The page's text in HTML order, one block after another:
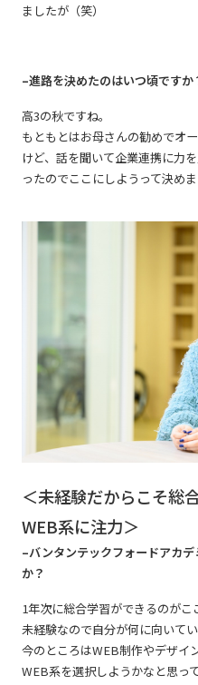
ましたが（笑）
–進路を決めたのはいつ頃ですか
高3の秋ですね。
もともとはお母さんの勧めでオ
けど、話を聞いて企業連携に力
ったのでここにしようって決めま
＜未経験だからこそ総
WEB系に注力＞
–バンタンテックフォードアカ
か？
1年次に総合学習ができるのがこ
未経験なので自分が何に向いて
今のところはWEB制作やデザイ
WEB系を選択しようかなと思って